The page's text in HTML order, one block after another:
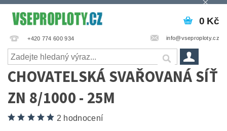
+420 774 600 934 info@vseproploty.cz
0 Kč
CHOVATELSKÁ SVAŘOVANÁ SÍŤ
ZN 8/1000 - 25M
2 hodnocení